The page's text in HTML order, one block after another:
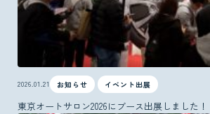
2026.01.21 お知らせ イベント出展
東京オートサロン2026にブース出展しました！